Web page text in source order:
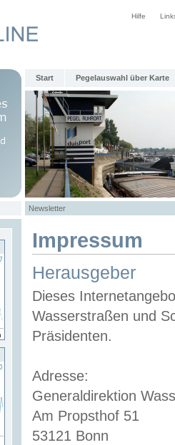
Hilfe
Start Pegelauswahl über Karte
Newsletter
Impressum
Herausgeber
Dieses
Wasserstraßen und
Präsidenten.
Adresse:
Generaldirektion
Am Propsthof 51
53121 Bonn